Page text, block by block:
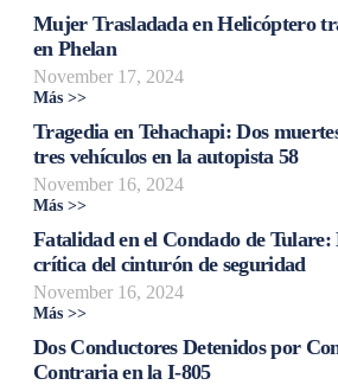
Mujer Trasladada en Helicóptero
en Phelan
November 17, 2024
Más >>
Tragedia en Tehachapi: Dos
tres vehículos en la autopista 58
November 16, 2024
Más >>
Fatalidad en el Condado de
crítica del cinturón de seguridad
November 16, 2024
Más >>
Dos Conductores Detenidos por
Contraria en la I-805